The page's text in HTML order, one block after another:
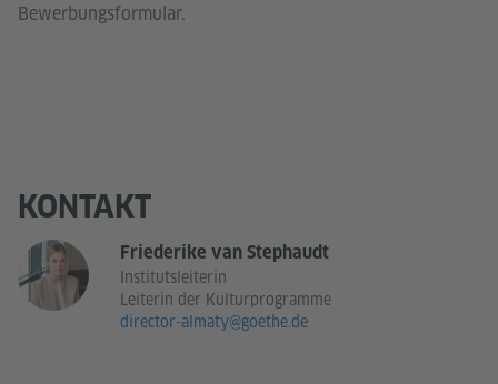
Bewerbungsformular.
KONTAKT
Friederike van Stephaudt
Institutsleiterin
Leiterin der Kulturprogramme
director-almaty@goethe.de